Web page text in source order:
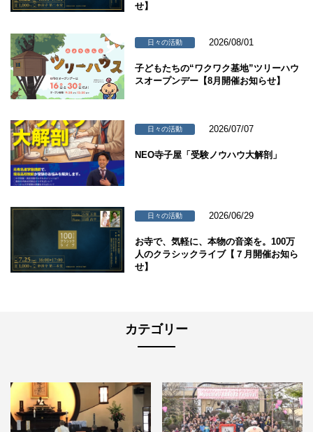
せ】
日々の活動 2026/08/01
子どもたちの“ワクワク基地”ツリーハウ
スオープンデー【8月開催お知らせ】
日々の活動 2026/07/07
NEO寺子屋「受験ノウハウ大解剖」
日々の活動 2026/06/29
お寺で、気軽に、本物の音楽を。100万
人のクラシックライブ【７月開催お知ら
せ】
カテゴリー